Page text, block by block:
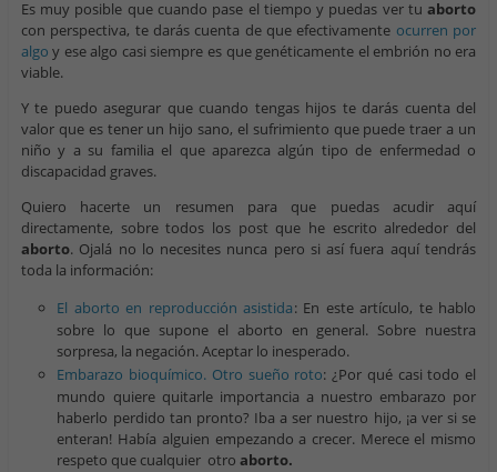
Es muy posible que cuando pase el tiempo y puedas ver tuaborto
con perspectiva, te darás cuenta de que efectivamente ocurren por
algo y ese algo casi siempre es que genéticamente el embrión no era
viable.
Y te puedo asegurar que cuando tengas hijos te darás cuenta del
valor que es tener un hijo sano, el sufrimiento que puede traer a un
niño y a su familia el que aparezca algún tipo de enfermedad o
discapacidad graves.
Quiero hacerte un resumen para que puedas acudir aquí
directamente, sobre todos los post que he escrito alrededor del
aborto. Ojalá no lo necesites nunca pero si así fuera aquí tendrás
toda la información:
El aborto en reproducción asistida: En este artículo, te hablo
sobre lo que supone el aborto en general. Sobre nuestra
sorpresa, la negación. Aceptar lo inesperado.
Embarazo bioquímico. Otro sueño roto: ¿Por qué casi todo el
mundo quiere quitarle importancia a nuestro embarazo por
haberlo perdido tan pronto? Iba a ser nuestro hijo, ¡a ver si se
enteran! Había alguien empezando a crecer. Merece el mismo
respeto que cualquier otroaborto.